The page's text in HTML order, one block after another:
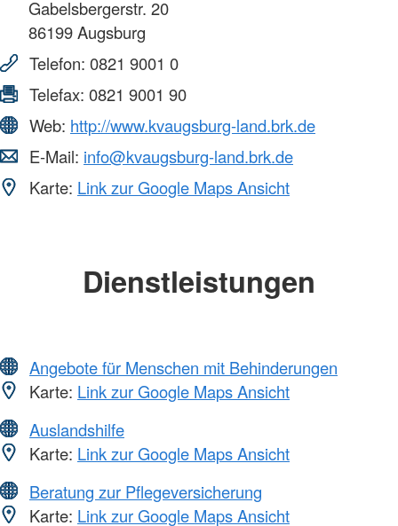
Gabelsbergerstr. 20
86199Augsburg
Telefon: 0821 9001 0
Telefax: 0821 9001 90
Web: http://www.kvaugsburg-land.brk.de
E-Mail: info@kvaugsburg-land.brk.de
Karte: Link zur Google Maps Ansicht
Dienstleistungen
Angebote für Menschen mit Behinderungen
Karte: Link zur Google Maps Ansicht
Auslandshilfe
Karte: Link zur Google Maps Ansicht
Beratung zur Pflegeversicherung
Karte: Link zur Google Maps Ansicht